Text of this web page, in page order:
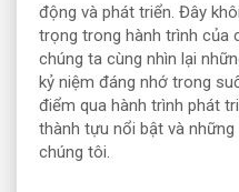
động và phát triển. Đây
trọng trong hành trình của
chúng ta cùng nhìn lại
kỷ niệm đáng nhớ trong
điểm qua hành trình phát
thành tựu nổi bật và
chúng tôi.